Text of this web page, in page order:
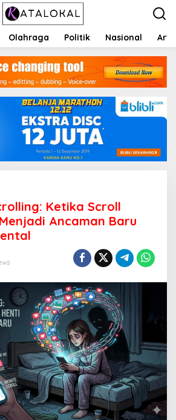
Olahraga Politik Nasional
a
m
Ketika Scroll
Ancaman Baru